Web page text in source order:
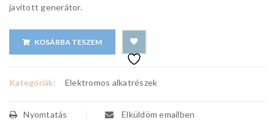
javított generátor.
KOSÁRBA TESZEM
Kategóriák: Elektromos alkatrészek
Nyomtatás Elküldöm emailben